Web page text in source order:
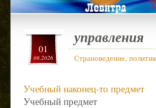
01
08.2026
управления
Страноведение,
Учебный наконец-то предмет
Учебный предмет